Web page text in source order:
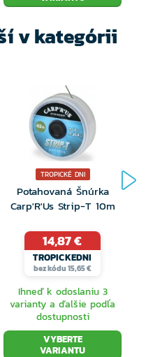
v kategórii
TROPICKÉ DNI
Potahovaná Šnúrka
Carp'R'Us Strip-T 10m
14,87 €
TROPICKEDNI
bez kódu 15,65 €
Ihneď k odoslaniu 3
varianty a ďalšie podľa
dostupnosti
VYBERTE
VARIANTU